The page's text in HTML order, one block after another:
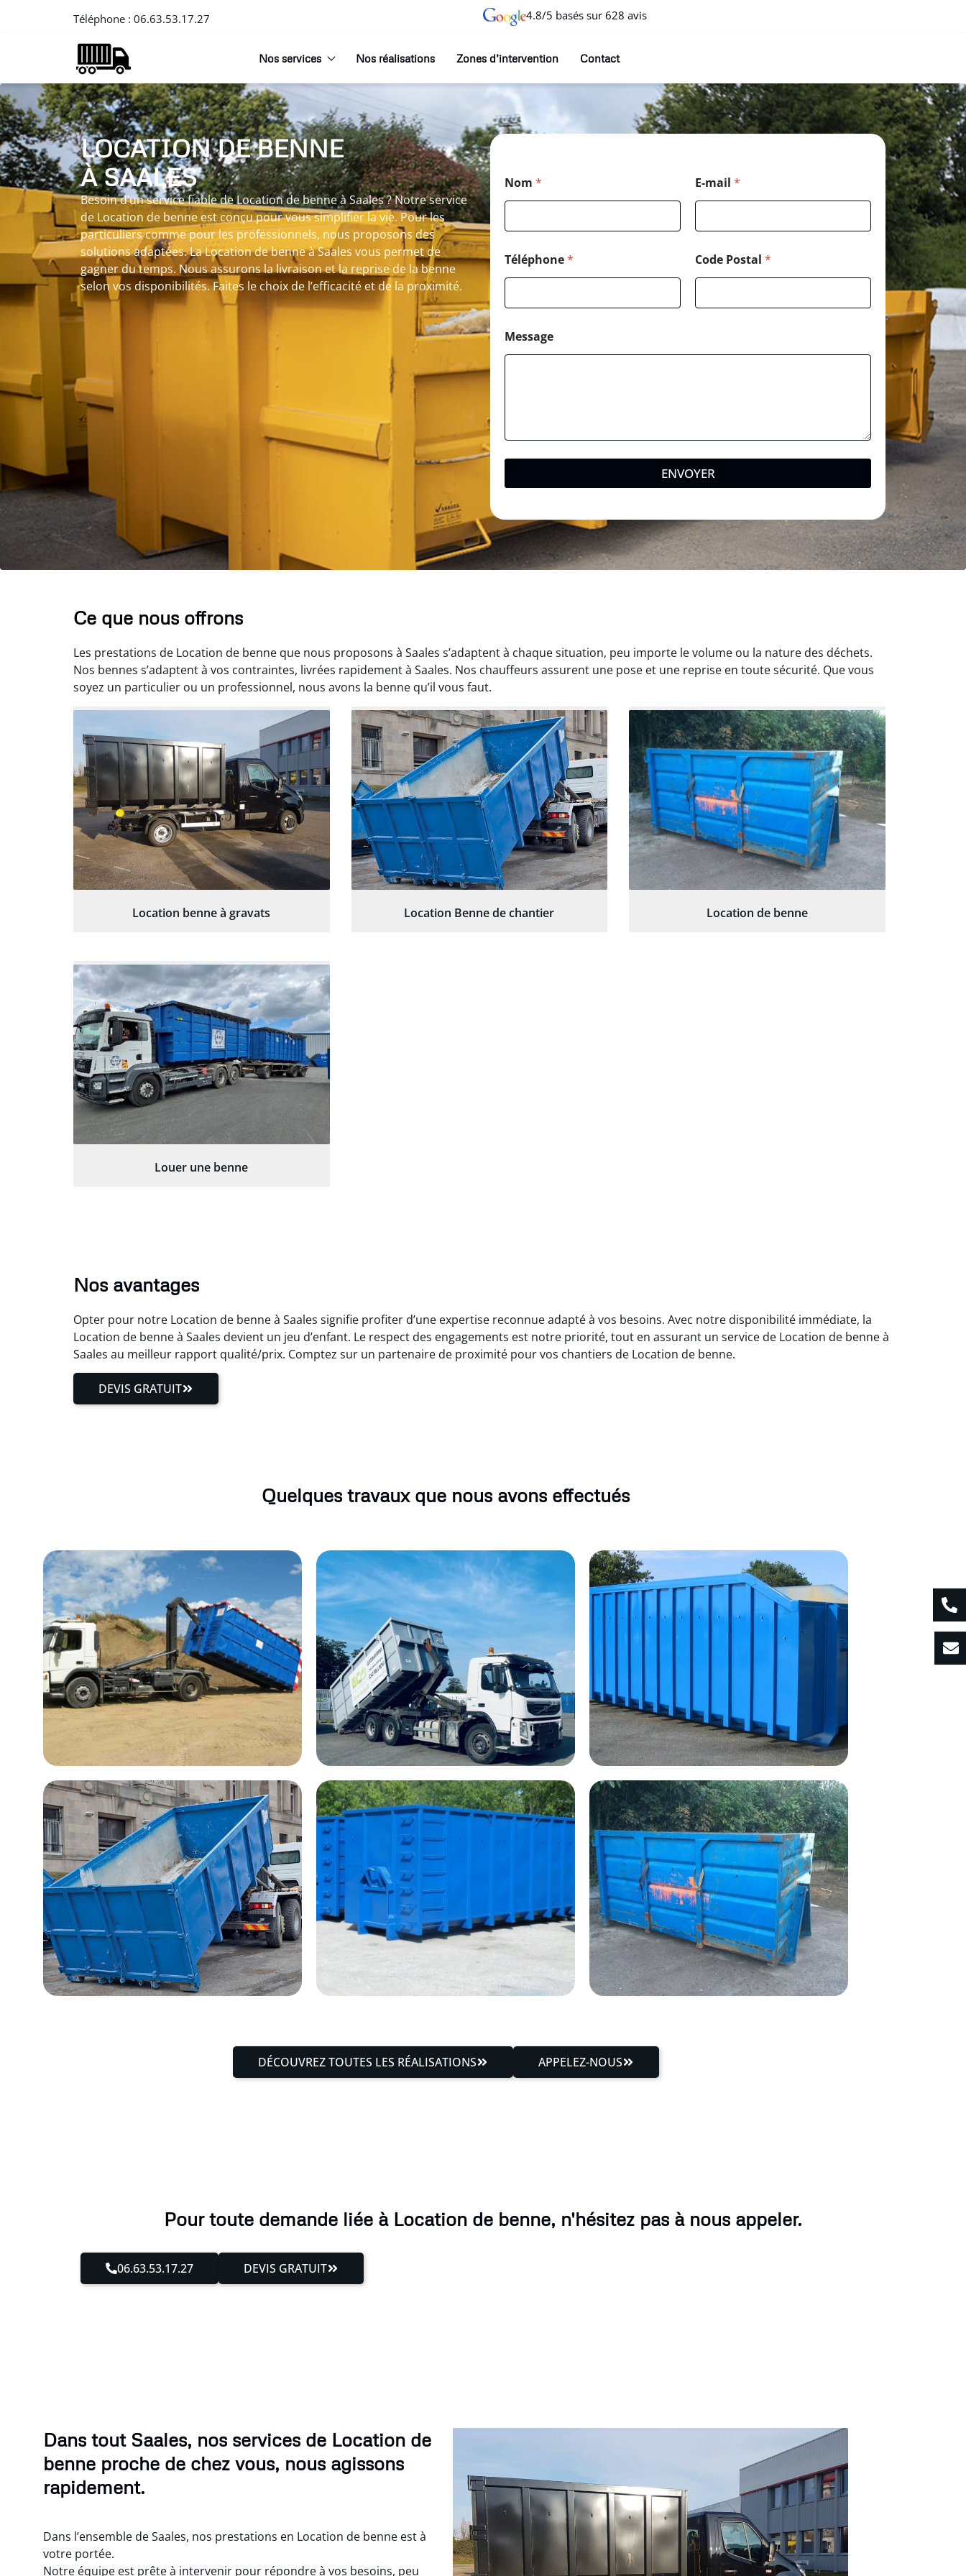
Téléphone : 06.63.53.17.27 4.8/5 basés sur 628 avis
Nos services Nos réalisations Zones d’intervention Contact
LOCATION DE BENNE
À SAALES
Besoin d’un service fiable de Location de benne à Saales ? Notre service
de Location de benne est conçu pour vous simplifier la vie. Pour les
particuliers comme pour les professionnels, nous proposons des
solutions adaptées. La Location de benne à Saales vous permet de
gagner du temps. Nous assurons la livraison et la reprise de la benne
selon vos disponibilités. Faites le choix de l’efficacité et de la proximité.
Nom * E-mail *
Téléphone* Code Postal *
Message
ENVOYER
Ce que nous offrons
Les prestations de Location de benne que nous proposons à Saales s’adaptent à chaque situation, peu importe le volume ou la nature des déchets.
Nos bennes s’adaptent à vos contraintes, livrées rapidement à Saales. Nos chauffeurs assurent une pose et une reprise en toute sécurité. Que vous
soyez un particulier ou un professionnel, nous avons la benne qu’il vous faut.
Location benne à gravats Location Benne de chantier Location de benne
Louer une benne
Nos avantages
Opter pour notre Location de benne à Saales signifie profiter d’une expertise reconnue adapté à vos besoins. Avec notre disponibilité immédiate, la
Location de benne à Saales devient un jeu d’enfant. Le respect des engagements est notre priorité, tout en assurant un service de Location de benne à
Saales au meilleur rapport qualité/prix. Comptez sur un partenaire de proximité pour vos chantiers de Location de benne.
DEVIS GRATUIT
Quelques travaux que nous avons effectués
DÉCOUVREZ TOUTES LES RÉALISATIONS APPELEZ-NOUS
Pour toute demande liée à Location de benne, n'hésitez pas à nous appeler.
06.63.53.17.27 DEVIS GRATUIT
Dans tout Saales, nos services de Location de
benne proche de chez vous, nous agissons
rapidement.
Dans l’ensemble de Saales, nos prestations en Location de benne est à
votre portée.
Notre équipe est prête à intervenir pour répondre à vos besoins, peu